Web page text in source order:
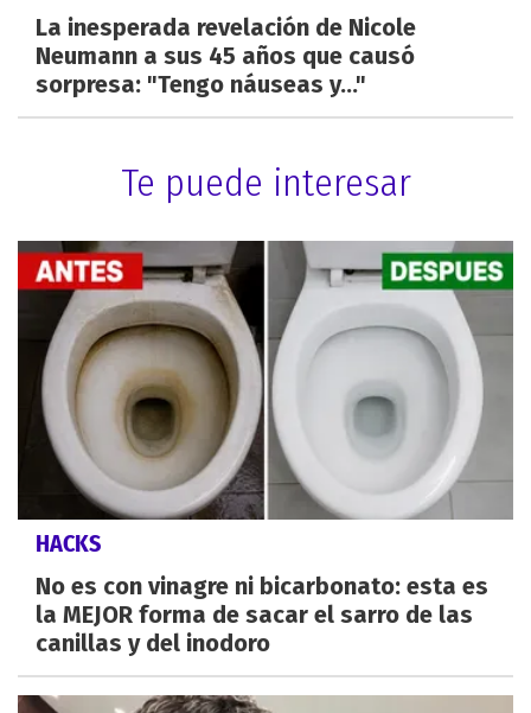
La inesperada revelación de Nicole
Neumann a sus 45 años que causó
sorpresa: "Tengo náuseas y..."
Te puede interesar
HACKS
No es con vinagre ni bicarbonato: esta es
la MEJOR forma de sacar el sarro de las
canillas y del inodoro